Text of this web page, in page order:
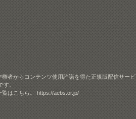
者からコンテンツ使用許諾を得た正規版配信サービ
。
覧はこちら。https://aebs.or.jp/